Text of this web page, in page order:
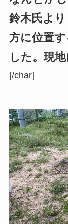
鈴木氏よ
方に位置
した。現
[/char]